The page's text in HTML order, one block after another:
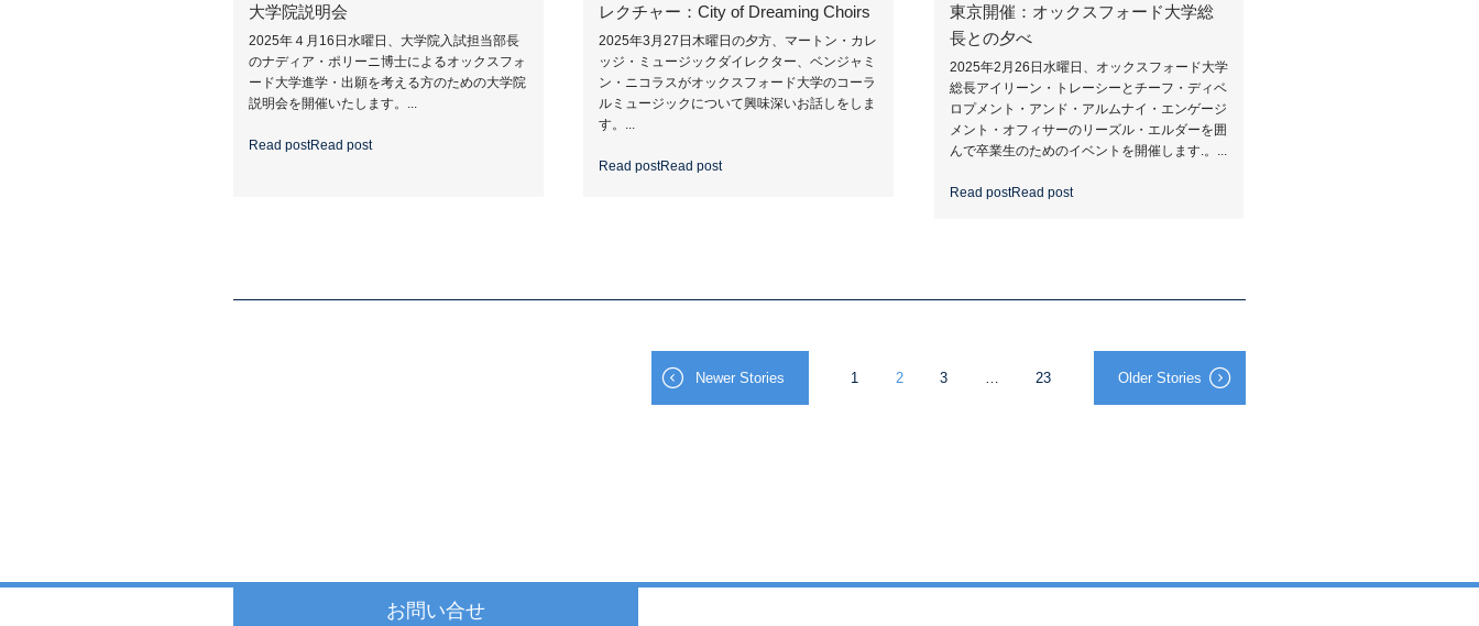
大学院説明会
2025年４月16日水曜日、大学院入試担当部長
のナディア・ポリーニ博士によるオックスフォ
ード大学進学・出願を考える方のための大学院
説明会を開催いたします。...
Read postRead post
レクチャー：City of Dreaming Choirs
2025年3月27日木曜日の夕方、マートン・カレ
ッジ・ミュージックダイレクター、ベンジャミ
ン・ニコラスがオックスフォード大学のコーラ
ルミュージックについて興味深いお話しをしま
す。...
Read postRead post
東京開催：オックスフォード大学総
長との夕べ
2025年2月26日水曜日、オックスフォード大学
総長アイリーン・トレーシーとチーフ・ディベ
ロプメント・アンド・アルムナイ・エンゲージ
メント・オフィサーのリーズル・エルダーを囲
んで卒業生のためのイベントを開催します.。...
Read postRead post
Newer Stories 1 2 3 23 Older Stories
お問い合せ